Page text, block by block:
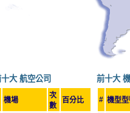
大 航空公司
機場
次
數
百分比
前十大
# 機型